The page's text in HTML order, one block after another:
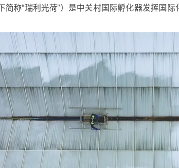
“瑞利光荷”）是中关村国际孵化器发挥国际